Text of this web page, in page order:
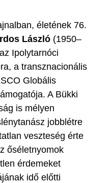
életének 76.
László (1950–
Ipolytarnóci
a transznacionális
Globális
A Bükki
is mélyen
jobblétre
veszteség érte
őséletnyomok
érdemeket
idő előtti